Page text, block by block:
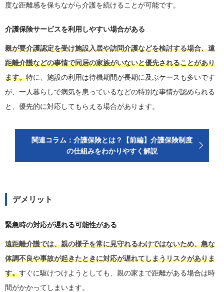
度な距離感を保ちながら介護を続けることが可能です。
介護保険サービスを利用しやすい場合がある
親が要介護認定を受け施設入居や訪問介護などを検討する場合、遠
距離介護などの事情で同居の家族がいないと優先されることがあり
ます。特に、施設の利用は待機期間が長期に及ぶケースも多いです
が、一人暮らしで病気を患っているなどの特別な事情が認められる
と、優先的に対応してもらえる場合があります。
関連コラム：介護保険とは？【前編】介護保険制度
の仕組みをわかりやすく解説
デメリット
緊急時の対応が遅れる可能性がある
遠距離介護では、親の様子を常に見守れるわけではないため、急な
体調不良や事故が起きたときに対応が遅れてしまうリスクがありま
す。すぐに駆けつけようとしても、親の家まで距離がある場合は時
間がかかってしまいます。